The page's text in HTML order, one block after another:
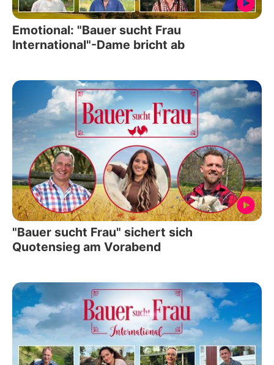
Emotional: "Bauer sucht Frau
International"-Dame bricht ab
"Bauer sucht Frau" sichert sich
Quotensieg am Vorabend